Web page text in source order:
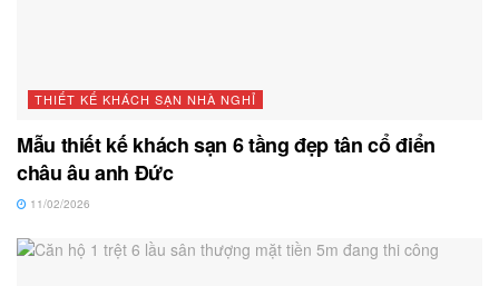
THIẾT KẾ KHÁCH SẠN NHÀ NGHỈ
Mẫu thiết kế khách sạn 6 tầng đẹp tân cổ điển
châu âu anh Đức
11/02/2026